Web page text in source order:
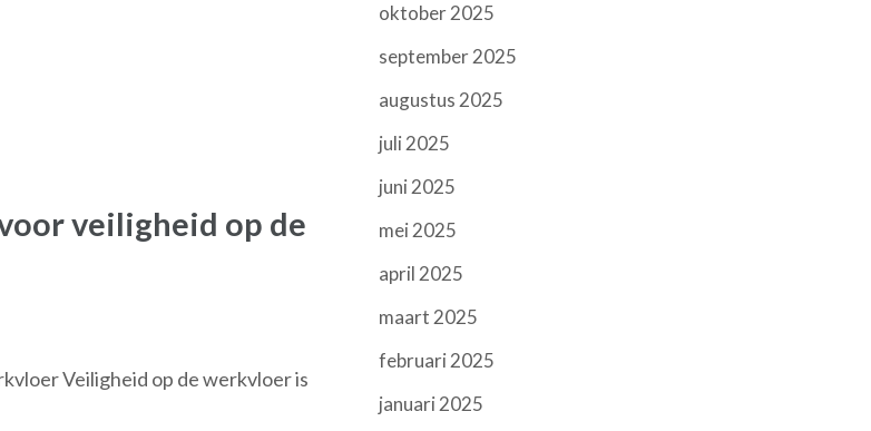
veiligheid op de
Veiligheid op de werkvloer is
oktober 2025
september 2025
augustus 2025
juli 2025
juni 2025
mei 2025
april 2025
maart 2025
februari 2025
januari 2025